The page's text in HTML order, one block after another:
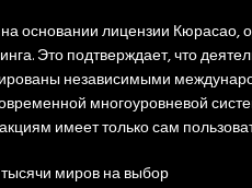
основании лицензии Кюрасао,
Это подтверждает, что
независимыми
многоуровневой
имеет только сам
миров на выбор